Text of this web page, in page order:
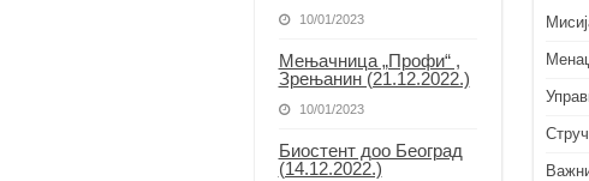
10/01/2023
Мењачница „Профи“ ,
Зрењанин (21.12.2022.)
10/01/2023
Биостент доо Београд
(14.12.2022.)